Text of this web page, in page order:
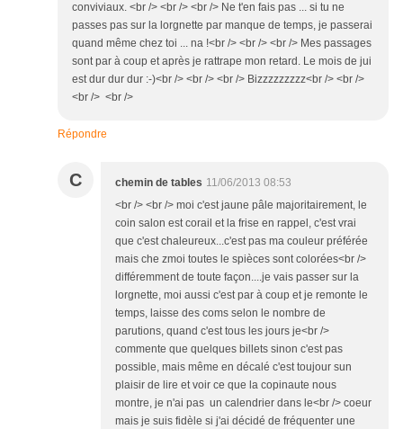
conviviaux. <br /> <br /> <br /> Ne t'en fais pas ... si tu ne
passes pas sur la lorgnette par manque de temps, je passerai
quand même chez toi ... na !<br /> <br /> <br /> Mes passages
sont par à coup et après je rattrape mon retard. Le mois de jui
est dur dur dur :-)<br /> <br /> <br /> Bizzzzzzzzz<br /> <br />
<br /> <br />
Répondre
C chemin de tables 11/06/2013 08:53
<br /> <br /> moi c'est jaune pâle majoritairement, le
coin salon est corail et la frise en rappel, c'est vrai
que c'est chaleureux...c'est pas ma couleur préférée
mais che zmoi toutes le spièces sont colorées<br />
différemment de toute façon....je vais passer sur la
lorgnette, moi aussi c'est par à coup et je remonte le
temps, laisse des coms selon le nombre de
parutions, quand c'est tous les jours je<br />
commente que quelques billets sinon c'est pas
possible, mais même en décalé c'est toujour sun
plaisir de lire et voir ce que la copinaute nous
montre, je n'ai pas un calendrier dans le<br /> coeur
mais je suis fidèle si j'ai décidé de fréquenter une